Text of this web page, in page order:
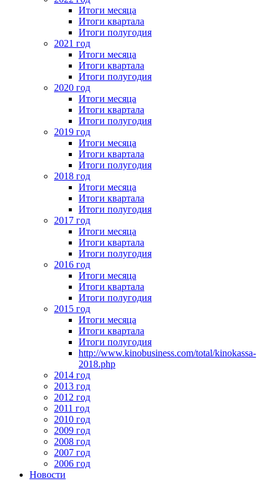
Итоги месяца
Итоги квартала
Итоги полугодия
2021 год
Итоги месяца
Итоги квартала
Итоги полугодия
2020 год
Итоги месяца
Итоги квартала
Итоги полугодия
2019 год
Итоги месяца
Итоги квартала
Итоги полугодия
2018 год
Итоги месяца
Итоги квартала
Итоги полугодия
2017 год
Итоги месяца
Итоги квартала
Итоги полугодия
2016 год
Итоги месяца
Итоги квартала
Итоги полугодия
2015 год
Итоги месяца
Итоги квартала
Итоги полугодия
http://www.kinobusiness.com/total/kinokassa-
2018.php
2014 год
2013 год
2012 год
2011 год
2010 год
2009 год
2008 год
2007 год
2006 год
Новости